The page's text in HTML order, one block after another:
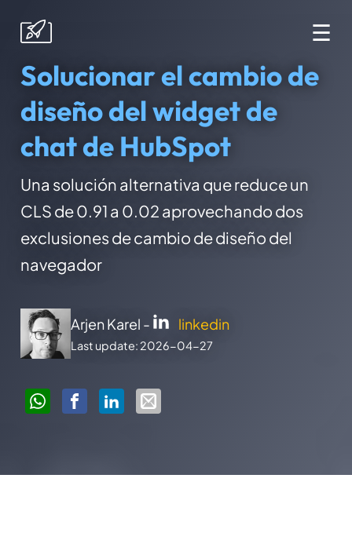
☰
Solucionar el cambio de
diseño del widget de
chat de HubSpot
Una solución alternativa que reduce un
CLS de 0.91 a 0.02 aprovechando dos
exclusiones de cambio de diseño del
navegador
Arjen Karel - linkedin
Last update: 2026-04-27